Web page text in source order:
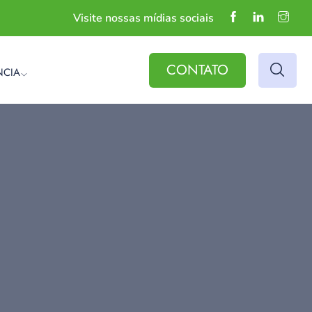
Visite nossas mídias sociais
CONTATO